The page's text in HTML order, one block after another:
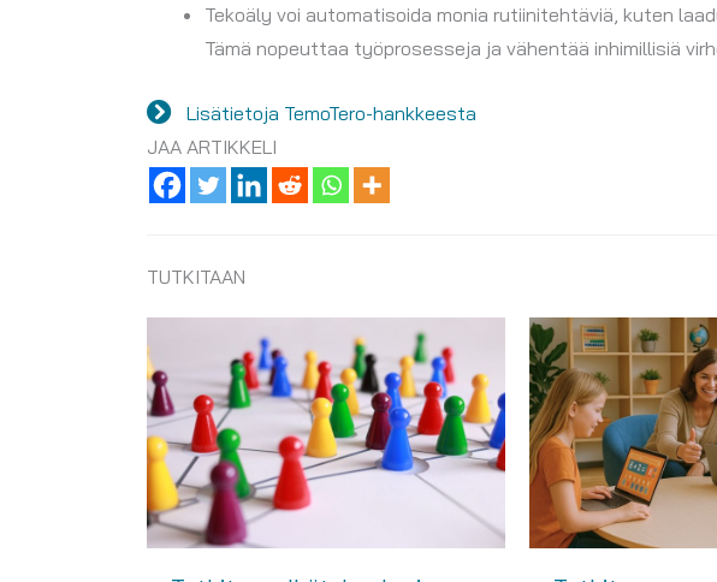
Tekoäly voi automatisoida monia rutiinitehtäviä, kuten
Tämä nopeuttaa työprosesseja ja vähentää inhimillisiä
Lisätietoja TemoTero-hankkeesta
JAA ARTIKKELI
TUTKITAAN